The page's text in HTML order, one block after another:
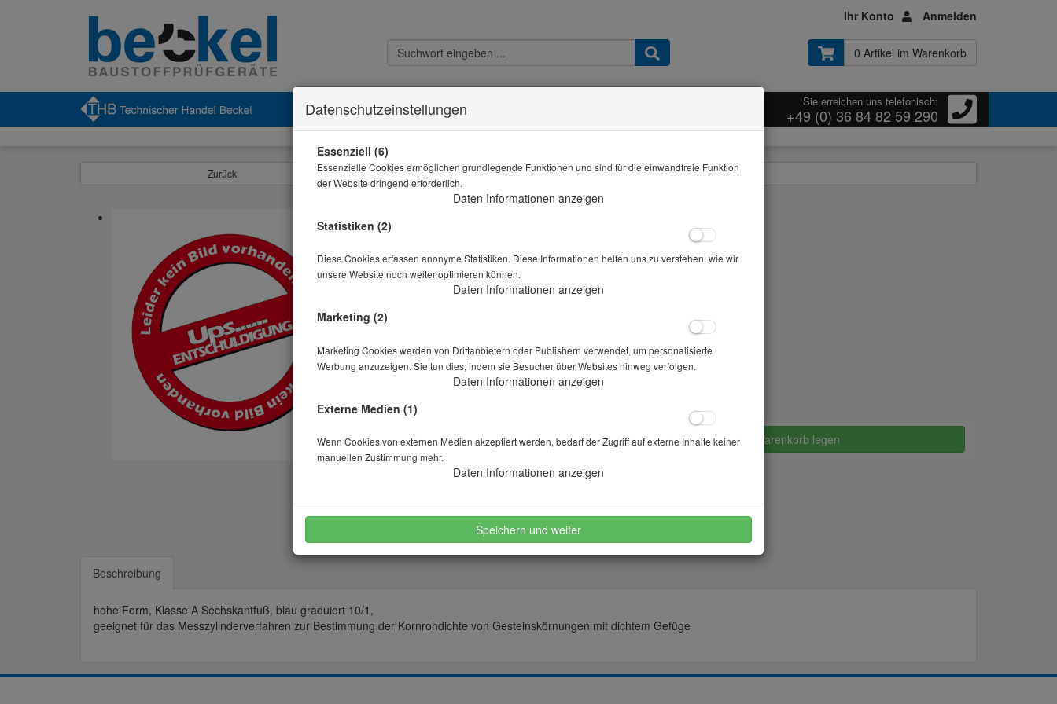
Ihr Konto Anmelden
0 Artikel im Warenkorb
Kontakt Widerrufsbelehrung
Sie erreichen uns telefonisch:
+49 (0) 36 84 82 59 290
Zurück Alle Artikel zeigen aus: Kornrohdichte
Artikelnr.: 10-01189
zur Bestimmung der Kornrohdichte von Gesteinskörnungen
Preis auf Anfrage*
Lieferbar in auf Anfrage
Stk. in den Warenkorb legen
Beschreibung
hohe Form, Klasse A Sechskantfuß, blau graduiert 10/1,
geeignet für das Messzylinderverfahren zur Bestimmung der Kornrohdichte von Gesteinskörnungen mit dichtem Gefüge
Datenschutzeinstellungen
Essenziell (6)
Essenzielle Cookies ermöglichen grundlegende Funktionen und sind für die einwandfreie Funktion
der Website dringend erforderlich.
Daten Informationen anzeigen
Statistiken (2)
Diese Cookies erfassen anonyme Statistiken. Diese Informationen helfen uns zu verstehen, wie wir
unsere Website noch weiter optimieren können.
Daten Informationen anzeigen
Marketing (2)
Marketing Cookies werden von Drittanbietern oder Publishern verwendet, um personalisierte
Werbung anzuzeigen. Sie tun dies, indem sie Besucher über Websites hinweg verfolgen.
Daten Informationen anzeigen
Externe Medien (1)
Wenn Cookies von externen Medien akzeptiert werden, bedarf der Zugriff auf externe Inhalte keiner
manuellen Zustimmung mehr.
Daten Informationen anzeigen
Speichern und weiter